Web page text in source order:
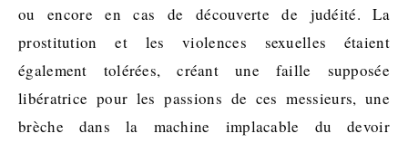
ou encore en cas de découverte de judéité. La
prostitution et les violences sexuelles étaient
également tolérées, créant une faille supposée
libératrice pour les passions de ces messieurs, une
brèche dans la machine implacable du devoir